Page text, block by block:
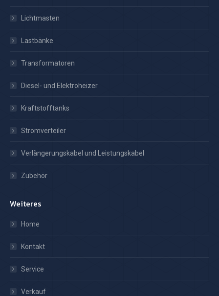
Lichtmasten
Lastbänke
Transformatoren
Diesel- und Elektroheizer
Kraftstofftanks
Stromverteiler
Verlängerungskabel und Leistungskabel
Zubehör
Weiteres
Home
Kontakt
Service
Verkauf